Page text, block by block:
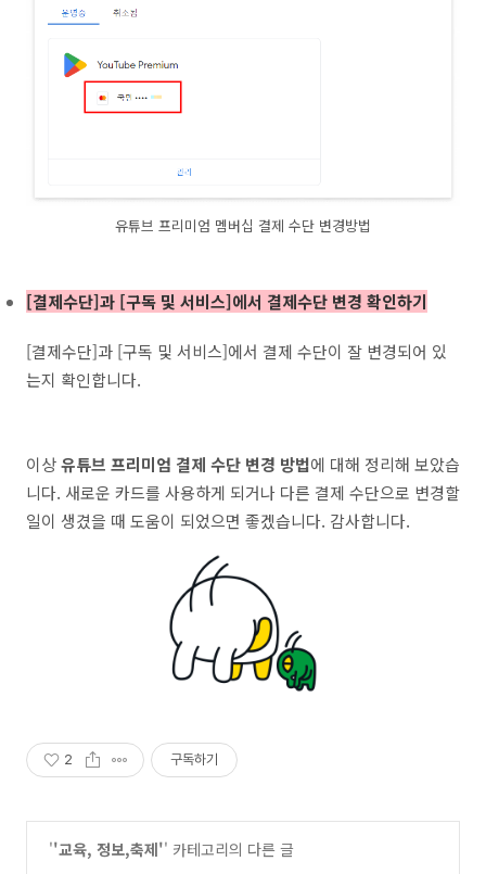
유튜브 프리미엄 멤버십 결제 수단 변경방법
[결제수단]과 [구독 및 서비스]에서 결제수단 변경 확인하기
[결제수단]과 [구독 및 서비스]에서 결제 수단이 잘 변경되어 있
는지 확인합니다.
이상유튜브 프리미엄 결제 수단 변경 방법에 대해 정리해 보았습
니다. 새로운 카드를 사용하게 되거나 다른 결제 수단으로 변경할
일이 생겼을 때 도움이 되었으면 좋겠습니다. 감사합니다.
2 구독하기
''교육, 정보,축제'' 카테고리의 다른 글